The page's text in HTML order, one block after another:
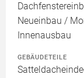
Neueinbau /
Innenausbau
GEBÄUDETEILE